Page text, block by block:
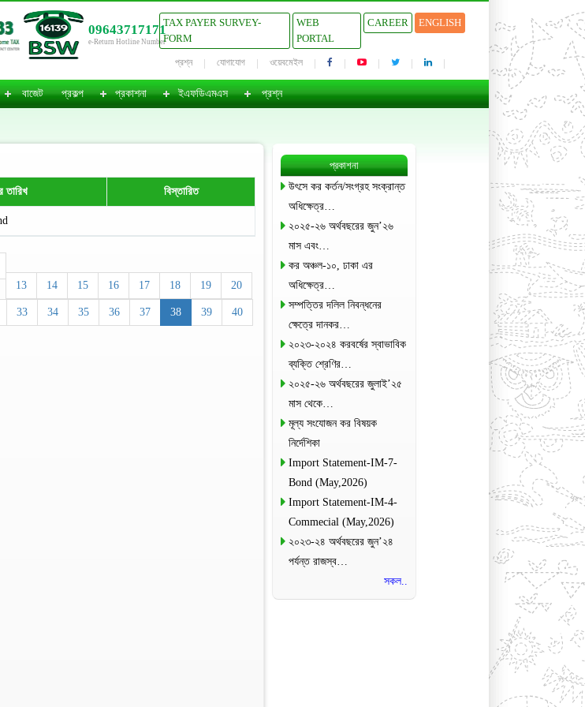
09643717171
e-Return Hotline Number
TAX PAYER SURVEY-
FORM
WEB
PORTAL
CAREER ENGLISH
প্রশ্ন যোগাযোগ ওয়েবমেইল
বাজেট প্রকল্প প্রকাশনা ইএফডিএমএস প্রশ্ন
তারিখ বিস্তারিত
13
14 15 16 17 18 19 20
33 34 35 36 37 38 39 40
প্রকাশনা
উৎসে কর কর্তন/সংগ্রহ সংক্রান্ত
অধিক্ষেত্র…
২০২৫-২৬ অর্থবছরের জুন’২৬
মাস এবং…
কর অঞ্চল-১০, ঢাকা এর
অধিক্ষেত্র…
সম্পত্তির দলিল নিবন্ধনের
ক্ষেত্রে দানকর…
২০২৩-২০২৪ করবর্ষের স্বাভাবিক
ব্যক্তি শ্রেণির…
২০২৫-২৬ অর্থবছরের জুলাই’২৫
মাস থেকে…
মূল্য সংযোজন কর বিষয়ক
নির্দেশিকা
Import Statement-IM-7-
Bond (May,2026)
Import Statement-IM-4-
Commecial (May,2026)
২০২৩-২৪ অর্থবছরের জুন’২৪
পর্যন্ত রাজস্ব…
সকল..